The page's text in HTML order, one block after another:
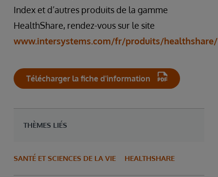
Index et d’autres produits de la gamme
HealthShare, rendez-vous sur le site
www.intersystems.com/fr/produits/healthshare/
Télécharger la fiche d'information
THÈMES LIÉS
SANTÉ ET SCIENCES DE LA VIE HEALTHSHARE